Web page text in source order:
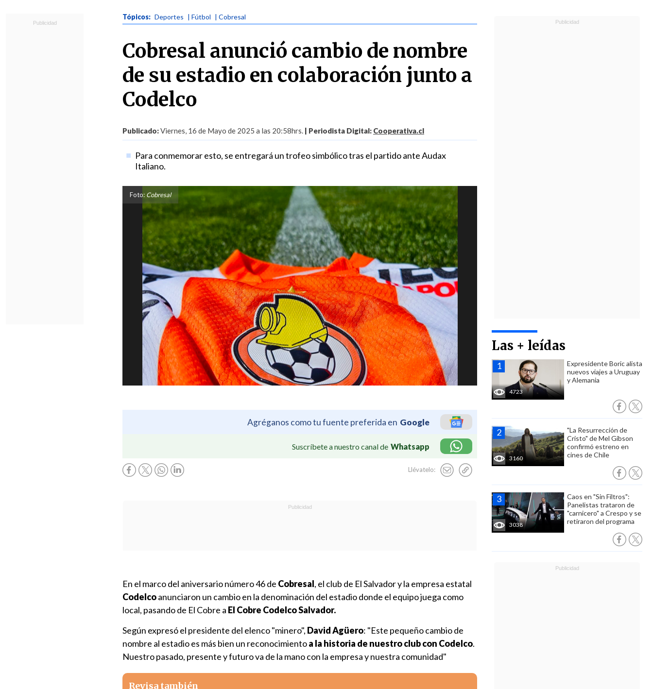
Tópicos: Deportes | Fútbol | Cobresal
Cobresal anunció cambio de nombre
de su estadio en colaboración junto a
Codelco
Publicado:Viernes, 16 de Mayo de 2025 a las 20:58hrs. | Periodista Digital: Cooperativa.cl
Para conmemorar esto, se entregará un trofeo simbólico tras el partido ante Audax
Italiano.
Foto: Cobresal
Agréganos como tu fuente preferida en Google
Suscríbete a nuestro canal de Whatsapp
Llévatelo:
Las + leídas
4723
Expresidente Boric alista
nuevos viajes a Uruguay
y Alemania
3160
"La Resurrección de
Cristo" de Mel Gibson
confirmó estreno en
cines de Chile
3038
Caos en "Sin Filtros":
Panelistas trataron de
"carnicero" a Crespo y se
retiraron del programa
En el marco del aniversario número 46 de Cobresal, el club de El Salvador y la empresa estatal
Codelcoanunciaron un cambio en la denominación del estadio donde el equipo juega como
local, pasando de El Cobre a El Cobre Codelco Salvador.
Según expresó el presidente del elenco "minero", David Agüero: "Este pequeño cambio de
nombre al estadio es más bien un reconocimientoa la historia de nuestro club con Codelco.
Nuestro pasado, presente y futuro va de la mano con la empresa y nuestra comunidad"
Revisa también